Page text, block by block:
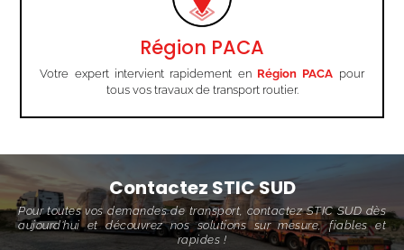
Région PACA
Votre expert intervient rapidement en Région PACA pour
tous vos travaux de transport routier.
Contactez STIC SUD
Pour toutes vos demandes de transport, contactez STIC SUD dès
aujourd'hui et découvrez nos solutions sur mesure, fiables et
rapides !